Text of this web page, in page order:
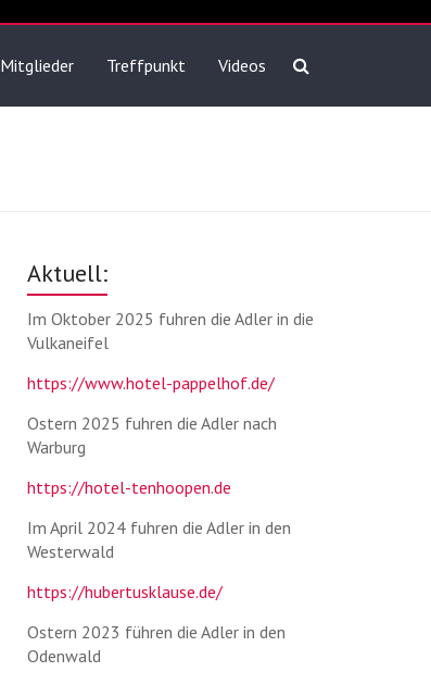
Mitglieder Treffpunkt Videos
Aktuell:
Im Oktober 2025 fuhren die Adler in die
Vulkaneifel
https://www.hotel-pappelhof.de/
Ostern 2025 fuhren die Adler nach
Warburg
https://hotel-tenhoopen.de
Im April 2024 fuhren die Adler in den
Westerwald
https://hubertusklause.de/
Ostern 2023 führen die Adler in den
Odenwald